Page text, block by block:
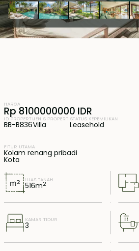
LUAS TANAH
516m2
KAMAR TIDUR
3
HARGA
Rp 8100000000 IDR
ID PROPERTI
BB-B836
JENIS PROPERTI
Villa
STATUS KEPEMILIKAN
Leasehold
FITUR UTAMA
Kolam renang pribadi
Kota